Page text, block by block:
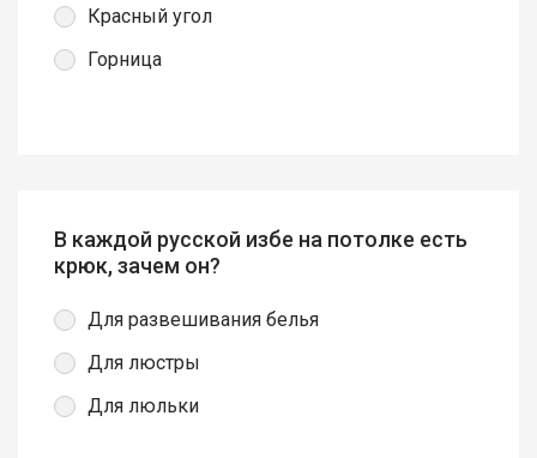
Красный угол
Горница
В каждой русской избе на потолке есть
крюк, зачем он?
Для развешивания белья
Для люстры
Для люльки